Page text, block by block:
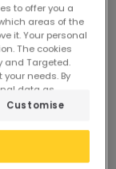
€
Fibres Naturelles
ILUZZIA
to offer you a
areas of the
it. Your personal
The cookies
and Targeted.
needs. By
data as
Customise